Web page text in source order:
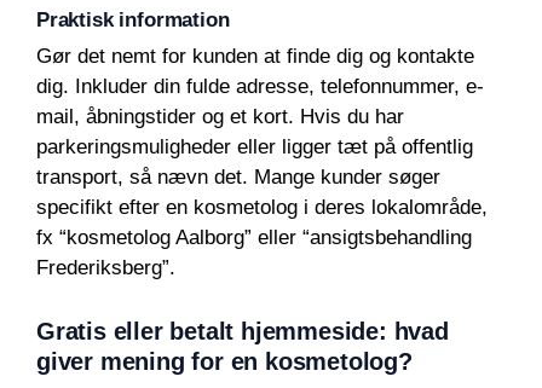
Praktisk information
Gør det nemt for kunden at finde dig og kontakte
dig. Inkluder din fulde adresse, telefonnummer, e-
mail, åbningstider og et kort. Hvis du har
parkeringsmuligheder eller ligger tæt på offentlig
transport, så nævn det. Mange kunder søger
specifikt efter en kosmetolog i deres lokalområde,
fx “kosmetolog Aalborg” eller “ansigtsbehandling
Frederiksberg”.
Gratis eller betalt hjemmeside: hvad
giver mening for en kosmetolog?